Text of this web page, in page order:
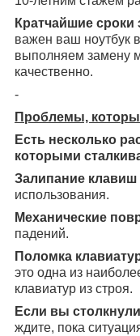
Кратчайшие сроки
важен ваш ноутбук
выполняем замену
качественно.
-
Проблемы,
Есть несколько
которыми
Залипание клавиш
использования.
Механические
падений.
Поломка
это одна из
клавиатур из строя.
Если вы
ждите, пока